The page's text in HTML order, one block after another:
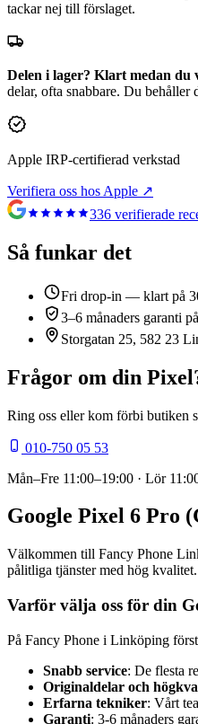
tackar nej till förslaget.
Delen i lager? Klart medan du
delar, ofta snabbare. Du
Apple IRP-certifierad verkstad
Verifiera oss hos Apple ↗
336 verifierade
Så funkar det
Fri drop-in — klart på
3–6 månaders garanti
Storgatan 25, 582 23
Frågor om din Pixel
Ring oss eller kom förbi butiken
010-750 05 53
Mån–Fre 11:00–19:00 · Lör
Google Pixel 6 Pro
Välkommen till Fancy Phone
pålitliga tjänster med hög kvalitet.
Varför välja oss för din
På Fancy Phone i Linköping
Snabb service: De flesta
Originaldelar och
Erfarna tekniker: Vårt
Garanti: 3-6 månaders